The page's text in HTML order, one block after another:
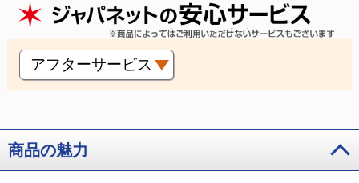
アフターサービス
商品の魅力